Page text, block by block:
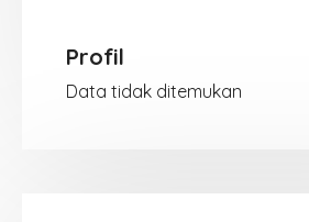
Profil
Data tidak ditemukan